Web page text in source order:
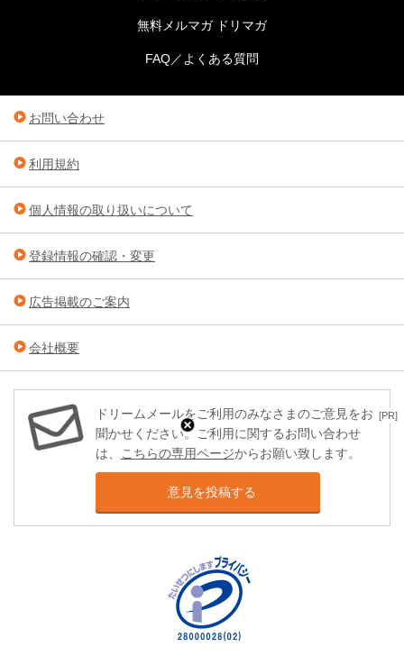
[PR]
無料メルマガ ドリマガ
FAQ／よくある質問
お問い合わせ
利用規約
個人情報の取り扱いについて
登録情報の確認・変更
広告掲載のご案内
会社概要
ドリームメールをご利用のみなさまのご意見をお
聞かせください。ご利用に関するお問い合わせ
は、
こちらの専用ページからお願い致します。
意見を投稿する